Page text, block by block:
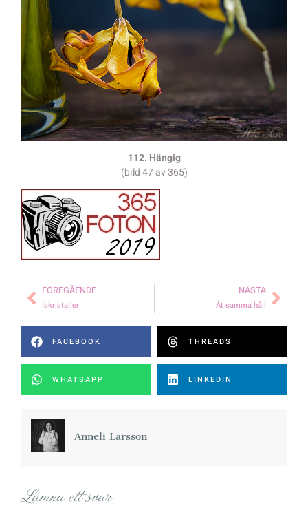
112. Hängig
(bild 47 av 365)
FÖREGÅENDE
Iskristaller
NÄSTA
Åt samma håll
FACEBOOK THREADS
WHATSAPP LINKEDIN
Anneli Larsson
Lämna ett svar